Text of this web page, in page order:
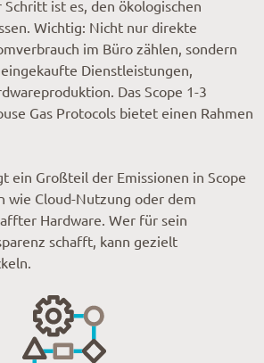
ist es, den ökologischen
Wichtig: Nicht nur direkte
im Büro zählen, sondern
Dienstleistungen,
Das Scope 1-3
Gas Protocols bietet einen Rahmen
ein Großteil der Emissionen in Scope
wie Cloud-Nutzung oder dem
Hardware. Wer für sein
schafft, kann gezielt